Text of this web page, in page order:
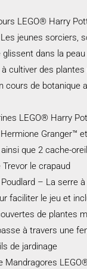
LEGO® Harry
jeunes sorciers,
dans la peau
cultiver des plantes
cours de botanique
LEGO® Harry
Granger™
ainsi que 2 cache-
le crapaud
– La serre
faciliter le jeu et
de plantes
à travers une
de jardinage
Mandragores